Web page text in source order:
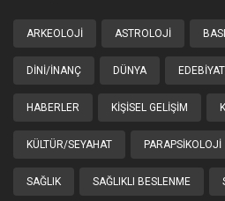
ARKEOLOJI ASTROLOJI
DINI/İNANÇ DÜNYA
HABERLER KIŞISEL GELIŞIM
KÜLTÜR/SEYAHAT PARAPSIKOLOJI
SAĞLIK SAĞLIKLI BESLENME